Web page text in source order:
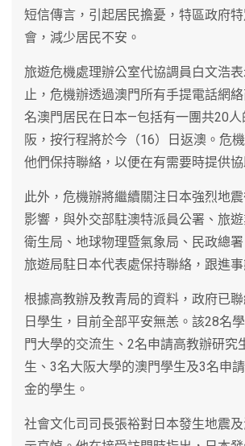
短信傳言，引起居民擔憂，特區政府
會，減少居民不安。
旅遊危機處理辦公室代協調員白文浩
止，危機辦透過澳門所有手提電話網
名澳門居民在日本—包括有一團共20人
阪，按行程將於今（16）日返澳。危
他們保持聯絡，以便在有需要時提供協
此外，危機辦將繼續關注日本強烈地
影響，與外交部駐澳特派員公署、旅遊
衛生局、地球物理暨氣象局、民政總
旅遊局駐日本代表處保持聯絡，跟進事
根據高教辦及教青局的資料，政府已
日學生，目前全部平安無恙。該28名
門大學的交流生、2名申請高教辦研究
生、3名大阪大學的澳門學生及3名申
金的學生。
社會文化司司長張裕對日本發生地震